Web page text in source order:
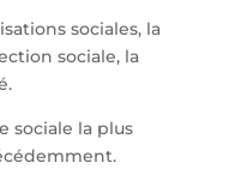
sociales, la
sociale, la
sociale la plus